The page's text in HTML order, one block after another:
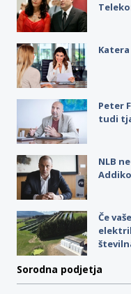
Peter
tudi
NLB
Če
Sorodna podjetja